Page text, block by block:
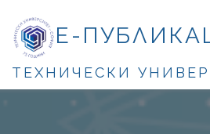
Е-
ТЕХНИЧЕСКИ